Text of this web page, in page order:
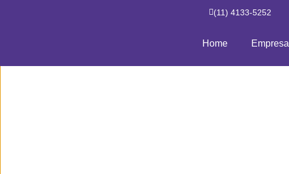
(11) 4133-5252
Home Empresa